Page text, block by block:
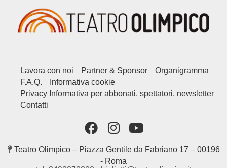
Lavora con noi Partner & Sponsor
Organigramma
F.A.Q.
Informativa cookie
Privacy Informativa per abbonati, spettatori, newsletter
Contatti
Teatro Olimpico – Piazza Gentile da Fabriano 17 – 00196
- Roma